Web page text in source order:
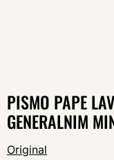
PISMO PAPE
GENERALNIM
Original